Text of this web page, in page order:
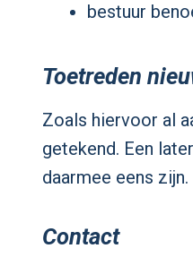
bestuur
Toetreden
Zoals hiervoor al
getekend. Een
daarmee eens zijn.
Contact